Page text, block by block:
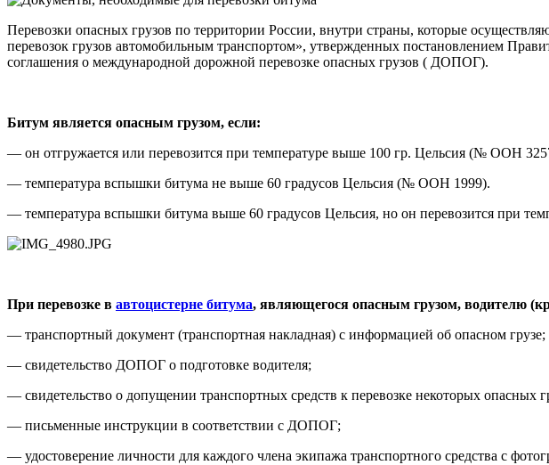
Перевозки опасных грузов по территории России, внутри страны, которые
перевозок грузов автомобильным транспортом», утвержденных постановлением
соглашения о международной дорожной перевозке опасных грузов ( ДОПОГ).
Битум является опасным грузом, если:
— он отгружается или перевозится при температуре выше 100 гр. Цельсия (№ ООН
— температура вспышки битума не выше 60 градусов Цельсия (№ ООН 1999).
— температура вспышки битума выше 60 градусов Цельсия, но он перевозится при
При перевозке в автоцистерне битума, являющегося опасным грузом, водителю
— транспортный документ (транспортная накладная) с информацией об опасном грузе;
— свидетельство ДОПОГ о подготовке водителя;
— свидетельство о допущении транспортных средств к перевозке некоторых опасных
— письменные инструкции в соответствии с ДОПОГ;
— удостоверение личности для каждого члена экипажа транспортного средства с